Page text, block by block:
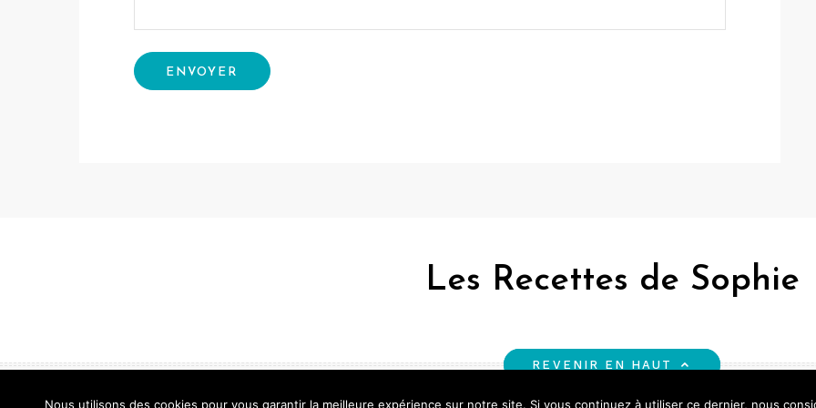
Les Recettes de Sophie
REVENIR EN HAUT
Nous utilisons des cookies pour vous garantir la meilleure expérience sur notre site. Si vous continuez à utiliser ce dernier, nous